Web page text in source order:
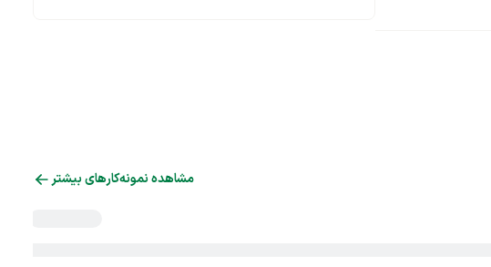
مشاهده نمونه‌کارهای بیشتر